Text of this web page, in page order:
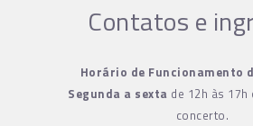
Contatos e
Horário de Funcionamento
Segunda a sexta de 12h às
concerto.